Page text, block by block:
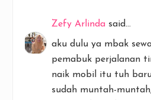
Zefy Arlinda said...
aku dulu ya mbak
pemabuk perjalanan
naik mobil itu tuh
sudah muntah-